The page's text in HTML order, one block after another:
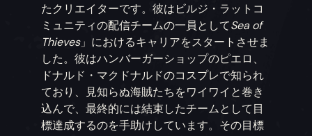
たクリエイターです。彼はビルジ・ラットコ
ミュニティの配信チームの一員としてSea of
Thieves」におけるキャリアをスタートさせま
した。彼はハンバーガーショップのピエロ、
ドナルド・マクドナルドのコスプレで知られ
ており、見知らぬ海賊たちをワイワイと巻き
込んで、最終的には結束したチームとして目
標達成するのを手助けしています。その目標